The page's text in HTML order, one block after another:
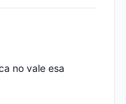
no vale esa